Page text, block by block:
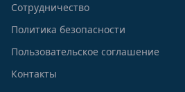
Сотрудничество
Политика безопасности
Пользовательское соглашение
Контакты